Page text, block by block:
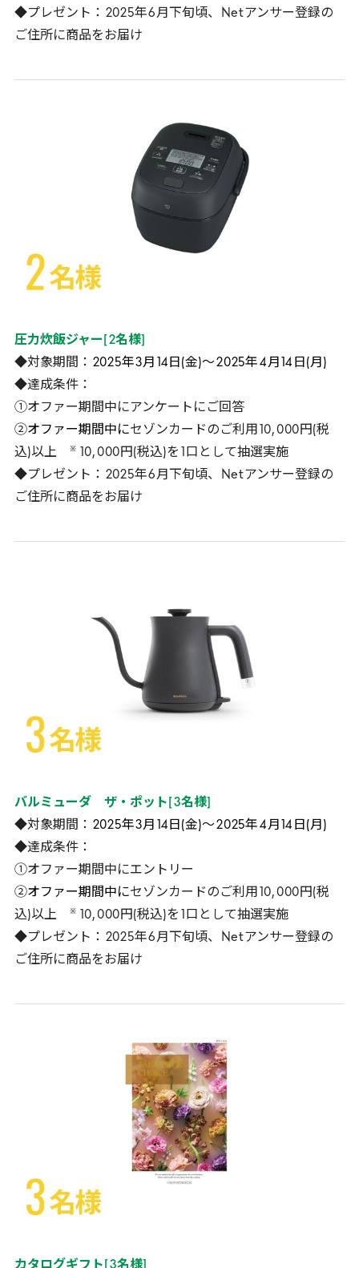
◆プレゼント： 2025年6月下旬頃、 Netアンサー登録の
ご住所に商品をお届け
圧力炊飯ジャー 2名様
◆対象期間： 2025年3月 14 日(金)～2025年4月 14 日(月)
◆達成条件：
①オファー期間中にアンケートにご回答
②オファー期間中にセゾンカードのご利用 10,000円(税
込)以上
※ 10,000円(税込)を 1口として抽選実施
◆プレゼント： 2025年6月下旬頃、 Net アンサー登録の
ご住所に商品をお届け
バルミューダ ザ・ポット 3名様]
◆対象期間： 2025年3月 14 日(金)～2025年4月 14 日(月)
◆達成条件：
①オファー期間中にエントリー
②オファー期間中にセゾンカードのご利用 10,000円(税
込)以上
※ 10,000円(税込)を 1口として抽選実施
◆プレゼント： 2025年6月下旬頃、 Net アンサー登録の
ご住所に商品をお届け